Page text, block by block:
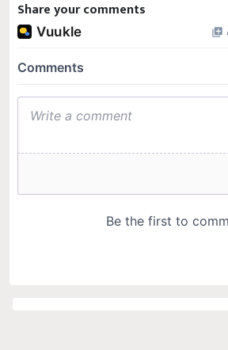
Share your comments